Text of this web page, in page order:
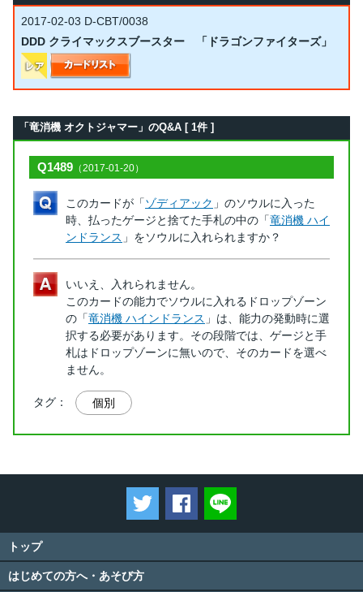
2017-02-03 D-CBT/0038
DDD クライマックスブースター 「ドラゴンファイターズ」
「竜消機 オクトジャマー」のQ&A [ 1件 ]
Q1489 （2017-01-20）
このカードが「ゾディアック 」のソウルに入った
時、払ったゲージと捨てた手札の中の「竜消機 ハイ
ンドランス 」をソウルに入れられますか？
いいえ、入れられません。
このカードの能力でソウルに入れるドロップゾーン
の「竜消機 ハインドランス 」は、能力の発動時に選
択する必要があります。その段階では、ゲージと手
札はドロップゾーンに無いので、そのカードを選べ
ません。
タグ： 個別
ツイートするFacebookでシェアする
トップ
はじめての方へ・あそび方